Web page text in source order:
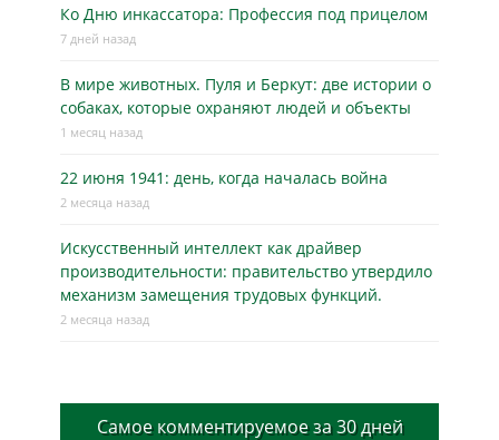
Ко Дню инкассатора: Профессия под прицелом
7 дней назад
В мире животных. Пуля и Беркут: две истории о
собаках, которые охраняют людей и объекты
1 месяц назад
22 июня 1941: день, когда началась война
2 месяца назад
Искусственный интеллект как драйвер
производительности: правительство утвердило
механизм замещения трудовых функций.
2 месяца назад
Самое комментируемое за 30 дней